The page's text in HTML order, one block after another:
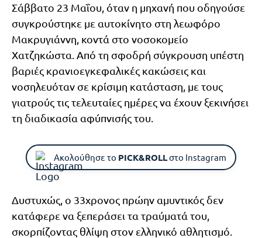
Σάββατο 23 Μαΐου, όταν η μηχανή που οδηγούσε
συγκρούστηκε με αυτοκίνητο στη λεωφόρο
Μακρυγιάννη, κοντά στο νοσοκομείο
Χατζηκώστα. Από τη σφοδρή σύγκρουση υπέστη
βαριές κρανιοεγκεφαλικές κακώσεις και
νοσηλευόταν σε κρίσιμη κατάσταση, με τους
γιατρούς τις τελευταίες ημέρες να έχουν ξεκινήσει
τη διαδικασία αφύπνισής του.
Ακολούθησε το PICK&ROLLστο Instagram
Δυστυχώς, ο 33χρονος πρώην αμυντικός δεν
κατάφερε να ξεπεράσει τα τραύματά του,
σκορπίζοντας θλίψη στον ελληνικό αθλητισμό.